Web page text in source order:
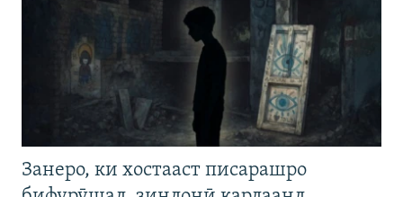
Занеро, ки хостааст писарашро